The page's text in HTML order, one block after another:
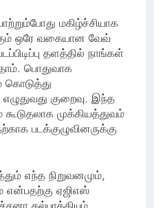
மகிழ்ச்சியாக
ஒரே வகையான வேவ்
தளத்தில் நாங்கள்
பொதுவாக
கொடுத்து
குறைவு. இந்த
முக்கியத்துவம்
படக்குழுவினருக்கு
எந்த நிறுவனமும்,
என்பதற்கு ஏஜிஎஸ்